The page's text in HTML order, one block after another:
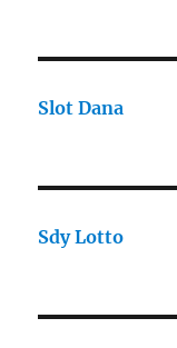
Slot Dana
Sdy Lotto